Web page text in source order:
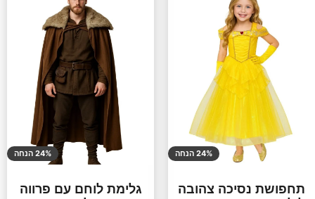
24% הנחה
תחפושת נסיכה צהובה
24% הנחה
גלימת לוחם עם פרווה